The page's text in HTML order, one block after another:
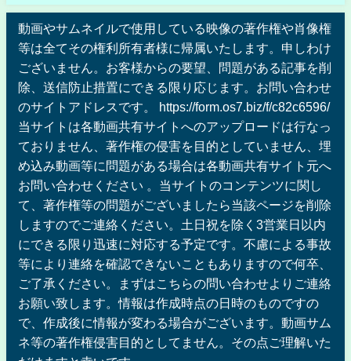
動画やサムネイルで使用している映像の著作権や肖像権
等は全てその権利所有者様に帰属いたします。申しわけ
ございません。お客様からの要望、問題がある記事を削
除、送信防止措置にできる限り応じます。お問い合わせ
のサイトアドレスです。 https://form.os7.biz/f/c82c6596/
当サイトは各動画共有サイトへのアップロードは行なっ
ておりません、著作権の侵害を目的としていません、埋
め込み動画等に問題がある場合は各動画共有サイト元へ
お問い合わせください 。当サイトのコンテンツに関し
て、著作権等の問題がございましたら当該ページを削除
しますのでご連絡ください。土日祝を除く3営業日以内
にできる限り迅速に対応する予定です。不慮による事故
等により連絡を確認できないこともありますので何卒、
ご了承ください。まずはこちらの問い合わせよりご連絡
お願い致します。情報は作成時点の日時のものですの
で、作成後に情報が変わる場合がございます。動画サム
ネ等の著作権侵害目的としてません。その点ご理解いた